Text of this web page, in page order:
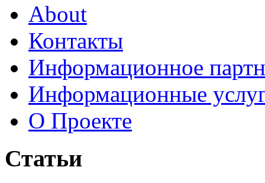
About
Контакты
Информационное
Информационные
О Проекте
Статьи